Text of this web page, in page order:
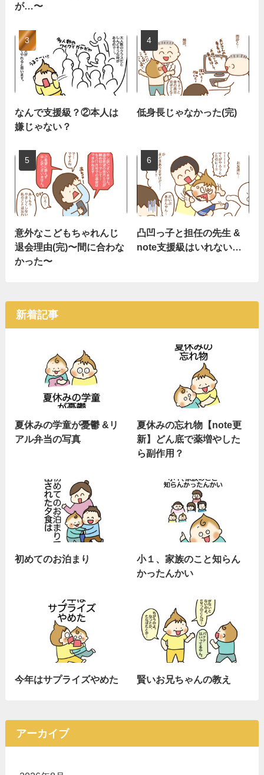
が…〜
なんで支援級？②本人は
嫌じゃない？
低身長じゃなかった(完)
意外なこどもちゃれんじ
退会理由(完)〜間に合わな
かった〜
凸凹っ子と担任の先生 &
note支援級はいれない…
新着記事
夏休みの学童が憂鬱 &リ
アル弁当の写真
夏休みの忘れ物【note更
新】どん底で薬増やした
ら副作用？
初めてのお泊まり
小１、家族のこと知らん
かったんかい
今年はサプライズやめた 賢いお兄ちゃんの教え
アーカイブ